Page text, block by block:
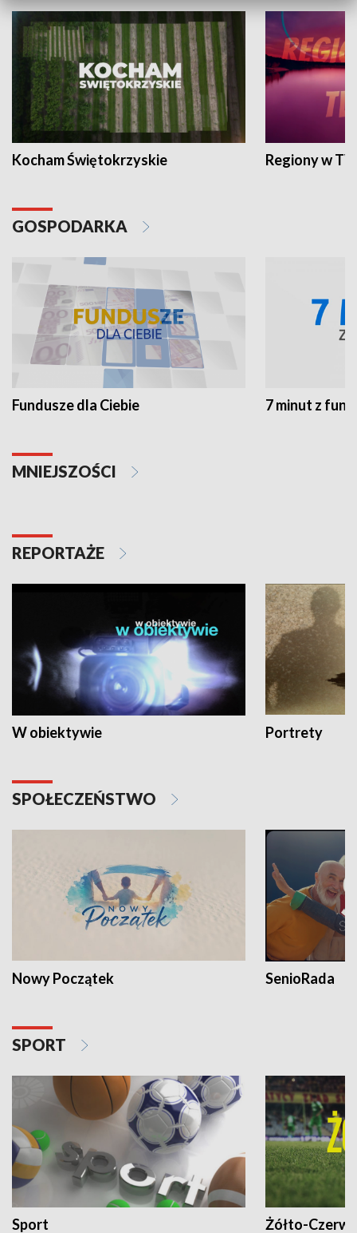
Kocham Świętokrzyskie Regiony w
GOSPODARKA
Fundusze dla Ciebie 7 minut z
MNIEJSZOŚCI
REPORTAŻE
W obiektywie Portrety
SPOŁECZEŃSTWO
Nowy Początek SenioRada
SPORT
Sport Żółto-